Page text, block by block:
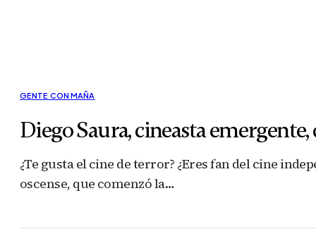
GENTE CON MAÑA
Diego Saura, cineasta
¿Te gusta el cine de terror? ¿Eres fan del cine
oscense, que comenzó la…